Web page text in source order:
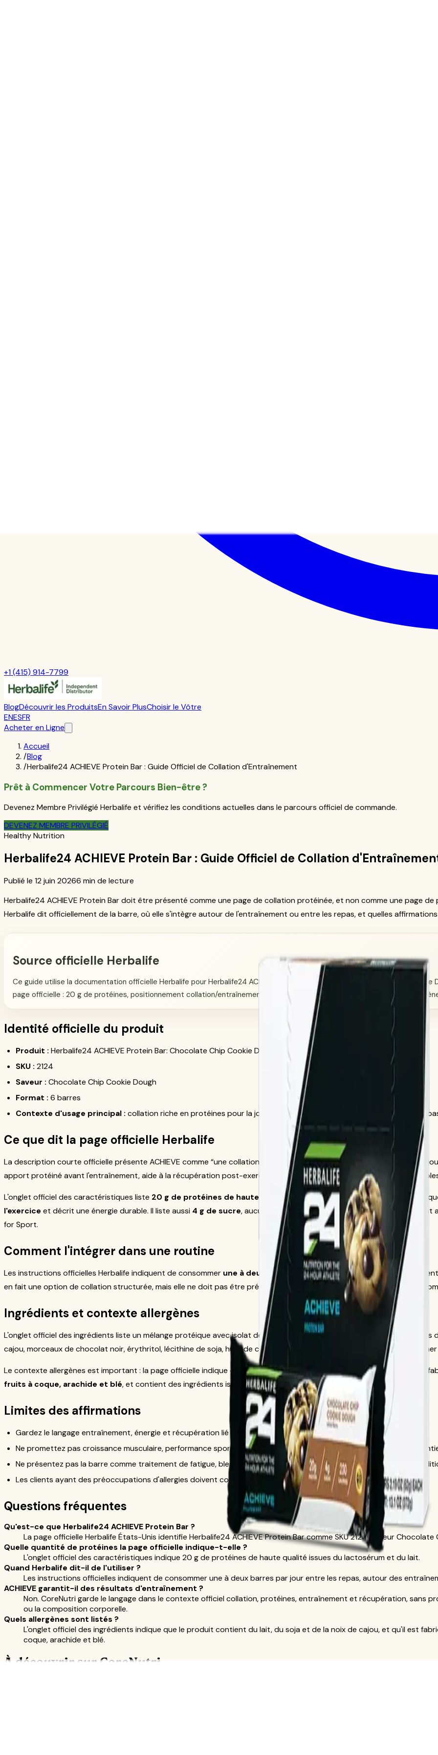
+1 (415) 914-7799
BlogDécouvrir les ProduitsEn Savoir PlusChoisir le Vôtre
ENESFR
Acheter en Ligne
Accueil
/Blog
/Herbalife24 ACHIEVE Protein Bar : Guide Officiel de Collation d'Entraînement
Prêt à Commencer Votre Parcours Bien-être ?
Devenez Membre Privilégié Herbalife et vérifiez les conditions actuelles dans le parcours officiel de commande.
DEVENEZ MEMBRE PRIVILÉGIÉ
Healthy Nutrition
Herbalife24 ACHIEVE Protein Bar : Guide Officiel de Collation
Publié le 12 juin 20266 min de lecture
Herbalife24 ACHIEVE Protein Bar doit être présenté comme une page de collation protéinée, et non comme une page
Herbalife dit officiellement de la barre, où elle s'intègre autour de l'entraînement ou entre les repas, et quelles
Source officielle Herbalife
Ce guide utilise la documentation officielle Herbalife pour Herbalife24 ACHIEVE Protein Bar, SKU 2124, Chocolate Chip
page officielle : 20 g de protéines, positionnement collation/entraînement, récupération après exercice, ingrédients,
Identité officielle du produit
Produit : Herbalife24 ACHIEVE Protein Bar: Chocolate Chip Cookie Dough, 6 Bars
SKU : 2124
Saveur : Chocolate Chip Cookie Dough
Format : 6 barres
Contexte d'usage principal : collation riche en protéines pour la journée, autour de l'entraînement ou entre les
Ce que dit la page officielle Herbalife
La description courte officielle présente ACHIEVE comme “une collation riche en protéines pour vous aider dans votre
apport protéiné avant l'entraînement, aide à la récupération post-exercice ou collation faite avec des ingrédients
L'onglet officiel des caractéristiques liste 20 g de protéines de haute qualité issues du lactosérum et du lait,
l'exercice et décrit une énergie durable. Il liste aussi 4 g de sucre, aucun édulcorant ou arôme artificiel, aucun colorant
for Sport.
Comment l'intégrer dans une routine
Les instructions officielles Herbalife indiquent de consommer une à deux barres par jourentre les repas, autour des
en fait une option de collation structurée, mais elle ne doit pas être présentée comme substitut complet de repas ni
Ingrédients et contexte allergènes
L'onglet officiel des ingrédients liste un mélange protéique avec isolat de protéines de lactosérum et isolat de protéines
cajou, morceaux de chocolat noir, érythritol, lécithine de soja, huile de coco, arômes naturels, extrait de vanille, sel de
Le contexte allergènes est important : la page officielle indique que le produit contient lait, soja et noix de cajou
, est
fruits à coque, arachide et blé, et contient des ingrédients issus de la bio-ingénierie.
Limites des affirmations
Gardez le langage entraînement, énergie et récupération lié à la formulation officielle Herbalife.
Ne promettez pas croissance musculaire, performance sportive, variation de poids ou composition corporelle
Ne présentez pas la barre comme traitement de fatigue, blessure, problèmes métaboliques, glycémie ou toute
Les clients ayant des préoccupations d'allergies doivent consulter l'étiquette actuelle avant utilisation.
Questions fréquentes
Qu'est-ce que Herbalife24 ACHIEVE Protein Bar ?
La page officielle Herbalife États-Unis identifie Herbalife24 ACHIEVE Protein Bar comme SKU 2124, saveur
Quelle quantité de protéines la page officielle indique-t-elle ?
L'onglet officiel des caractéristiques indique 20 g de protéines de haute qualité issues du lactosérum et du lait.
Quand Herbalife dit-il de l'utiliser ?
Les instructions officielles indiquent de consommer une à deux barres par jour entre les repas, autour des
ACHIEVE garantit-il des résultats d'entraînement ?
Non. CoreNutri garde le langage dans le contexte officiel collation, protéines, entraînement et récupération, sans
ou la composition corporelle.
Quels allergènes sont listés ?
L'onglet officiel des ingrédients indique que le produit contient du lait, du soja et de la noix de cajou, et qu'il est
coque, arachide et blé.
À découvrir sur CoreNutri